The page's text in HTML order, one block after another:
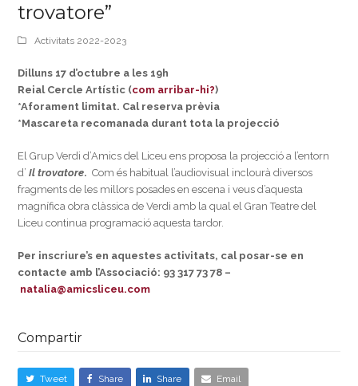
trovatore”
Activitats 2022-2023
Dilluns 17 d’octubre a les 19h
Reial Cercle Artístic (com arribar-hi?)
*Aforament limitat. Cal reserva prèvia
*Mascareta recomanada durant tota la projecció
El Grup Verdi d’Amics del Liceu ens proposa la projecció a l’entorn
d’Il trovatore. Com és habitual l’audiovisual inclourà diversos
fragments de les millors posades en escena i veus d’aquesta
magnífica obra clàssica de Verdi amb la qual el Gran Teatre del
Liceu continua programació aquesta tardor.
Per inscriure’s en aquestes activitats, cal posar-se en
contacte amb l’Associació: 93 317 73 78 –
natalia@amicsliceu.com
Compartir
Tweet Share Share Email